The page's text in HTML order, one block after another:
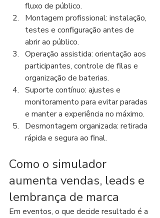
fluxo de público.
Montagem profissional: instalação,
testes e configuração antes de
abrir ao público.
Operação assistida: orientação aos
participantes, controle de filas e
organização de baterias.
Suporte contínuo: ajustes e
monitoramento para evitar paradas
e manter a experiência no máximo.
Desmontagem organizada: retirada
rápida e segura ao final.
Como o simulador
aumenta vendas, leads e
lembrança de marca
Em eventos, o que decide resultado é a